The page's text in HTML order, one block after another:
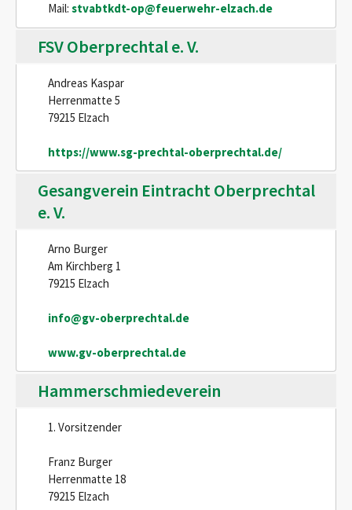
Mail: stvabtkdt-op@feuerwehr-elzach.de
FSV Oberprechtal e. V.
Andreas Kaspar
Herrenmatte 5
79215 Elzach
https://www.sg-prechtal-oberprechtal.de/
Gesangverein Eintracht Oberprechtal
e. V.
Arno Burger
Am Kirchberg 1
79215 Elzach
info@gv-oberprechtal.de
www.gv-oberprechtal.de
Hammerschmiedeverein
1. Vorsitzender
Franz Burger
Herrenmatte 18
79215 Elzach